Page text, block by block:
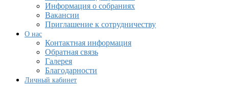
Информация о собраниях
Вакансии
Приглашение к сотрудничеству
О нас
Контактная информация
Обратная связь
Галерея
Благодарности
Личный кабинет